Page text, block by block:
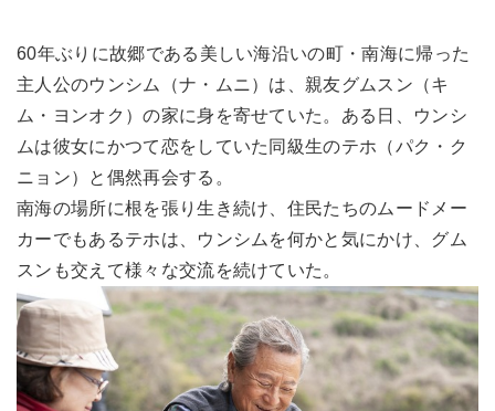
60年ぶりに故郷である美しい海沿いの町・南海に帰った
主人公のウンシム（ナ・ムニ）は、親友グムスン（キ
ム・ヨンオク）の家に身を寄せていた。ある日、ウンシ
ムは彼女にかつて恋をしていた同級生のテホ（パク・ク
ニョン）と偶然再会する。
南海の場所に根を張り生き続け、住民たちのムードメー
カーでもあるテホは、ウンシムを何かと気にかけ、グム
スンも交えて様々な交流を続けていた。